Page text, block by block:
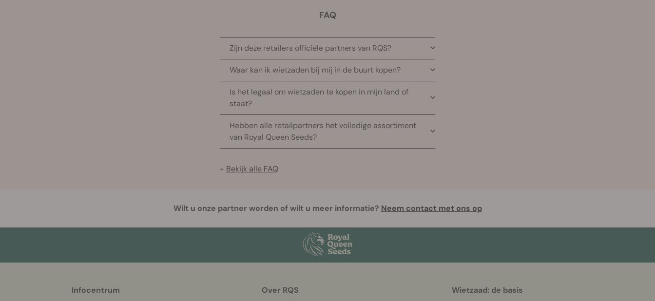
FAQ
Zijn deze retailers officiële partners van RQS?
Ja! We vermelden alleen geverifieerde partners die
echte Royal Queen Seedsproducten verkopen.
Waar kan ik wietzaden bij mij in de buurt kopen?
Gebruik onze Winkelzoeker om geautoriseerde retailers
van Royal Queen Seeds bijjou in de buurt te vinden.
Voer je stad of postcode in en begin met zoeken.
Is het legaal om wietzaden te kopen in mijn land of
staat?
Cannabiswetten verschillen per regio. We raden je aan
om je lokale wetgeving tecontroleren voordat je zaden
bestelt.
Hebben alle retailpartners het volledige assortiment
van Royal Queen Seeds?
We raden je aan om voor jebezoek eerst de website van
de retailer te controleren of rechtstreeks contact
+ Bekijk alle FAQ
Wilt u onze partner worden of wilt u meer informatie? Neem contact met ons op
Infocentrum Over RQS Wietzaad: de basis